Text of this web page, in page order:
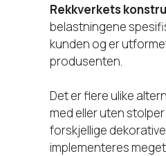
Rekkverkets
belastningene
kunden og er
produsenten.
Det er flere ulike
med eller uten
forskjellige
implementeres